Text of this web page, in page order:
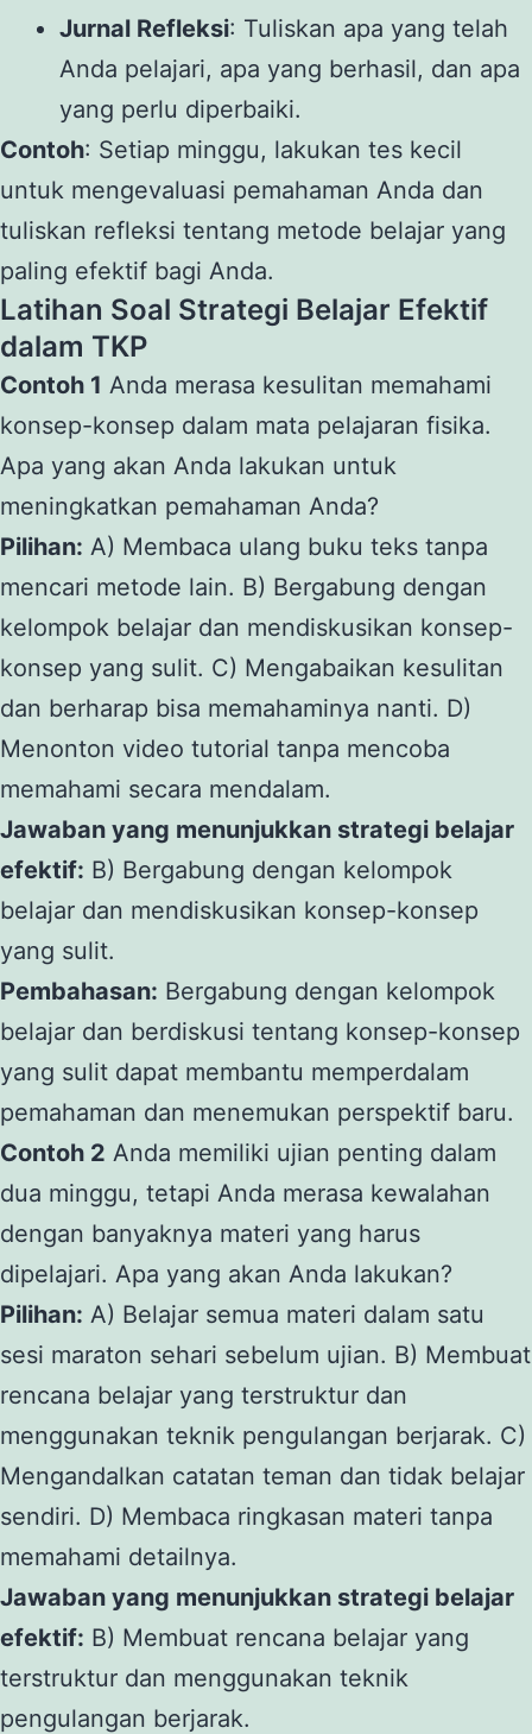
Jurnal Refleksi: Tuliskan apa yang telah
Anda pelajari, apa yang berhasil, dan apa
yang perlu diperbaiki.
Contoh: Setiap minggu, lakukan tes kecil
untuk mengevaluasi pemahaman Anda dan
tuliskan refleksi tentang metode belajar yang
paling efektif bagi Anda.
Latihan Soal Strategi Belajar Efektif
dalam TKP
Contoh 1 Anda merasa kesulitan memahami
konsep-konsep dalam mata pelajaran fisika.
Apa yang akan Anda lakukan untuk
meningkatkan pemahaman Anda?
Pilihan: A) Membaca ulang buku teks tanpa
mencari metode lain. B) Bergabung dengan
kelompok belajar dan mendiskusikan konsep-
konsep yang sulit. C) Mengabaikan kesulitan
dan berharap bisa memahaminya nanti. D)
Menonton video tutorial tanpa mencoba
memahami secara mendalam.
Jawaban yang menunjukkan strategi belajar
efektif: B) Bergabung dengan kelompok
belajar dan mendiskusikan konsep-konsep
yang sulit.
Pembahasan: Bergabung dengan kelompok
belajar dan berdiskusi tentang konsep-konsep
yang sulit dapat membantu memperdalam
pemahaman dan menemukan perspektif baru.
Contoh 2 Anda memiliki ujian penting dalam
dua minggu, tetapi Anda merasa kewalahan
dengan banyaknya materi yang harus
dipelajari. Apa yang akan Anda lakukan?
Pilihan: A) Belajar semua materi dalam satu
sesi maraton sehari sebelum ujian. B) Membuat
rencana belajar yang terstruktur dan
menggunakan teknik pengulangan berjarak. C)
Mengandalkan catatan teman dan tidak belajar
sendiri. D) Membaca ringkasan materi tanpa
memahami detailnya.
Jawaban yang menunjukkan strategi belajar
efektif: B) Membuat rencana belajar yang
terstruktur dan menggunakan teknik
pengulangan berjarak.